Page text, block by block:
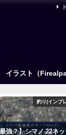
イラスト（
釣り(インプ
最強？】シマノ 22ネッ